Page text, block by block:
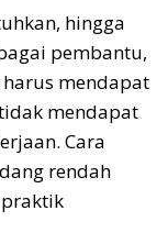
hingga
pembantu,
mendapat
mendapat
Cara
rendah
praktik